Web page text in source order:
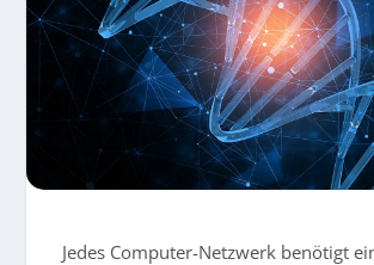
Jedes Computer-Netzwerk benötigt